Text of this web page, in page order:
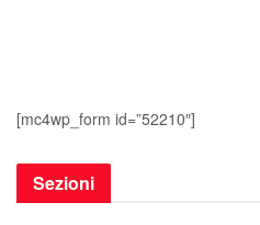
[mc4wp_form id=”52210″]
Sezioni